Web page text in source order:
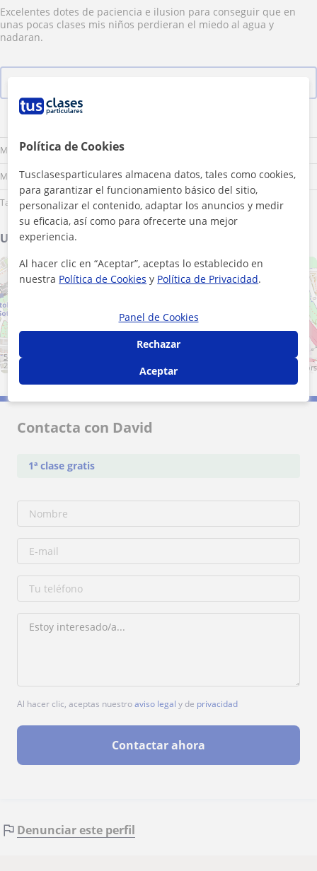
Excelentes dotes de paciencia e ilusion para conseguir que en
unas pocas clases mis niños perdieran el miedo al agua y
nadaran.
Mañana
Mediodía
Tarde
Ubicación de mis clases
+ −
500 m
2000 ft
Leaflet contributors
Contacta con David
1ª clase gratis
Al hacer clic, aceptas nuestroaviso legal y de privacidad
Contactar ahora
Denunciar este perfil
Política de Cookies
Tusclasesparticulares almacena datos, tales como cookies,
para garantizar el funcionamiento básico del sitio,
personalizar el contenido, adaptar los anuncios y medir
su eficacia, así como para ofrecerte una mejor
experiencia.
Al hacer clic en “Aceptar”, aceptas lo establecido en
nuestra Política de Cookies y Política de Privacidad.
Panel de Cookies
Rechazar
Aceptar